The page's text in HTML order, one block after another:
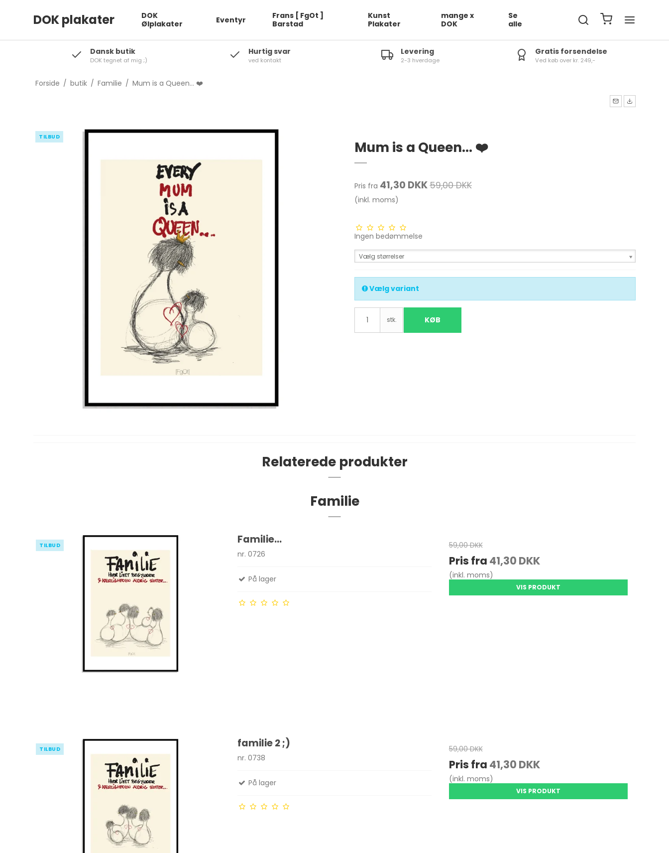
DOK plakater
DOK
Ølplakater
Eventyr
Frans [ FgOt ]
Barstad
Kunst
Plakater
mange x
DOK
Se
alle
Dansk butik
DOK tegnet af mig ;)
Hurtig svar
ved kontakt
Levering
2-3 hverdage
Gratis forsendelse
Ved køb over kr. 249,-
Forside / butik / Familie / Mum is a Queen... ❤️
TILBUD
Mum is a Queen... ❤️
Pris fra 41,30 DKK59,00 DKK
(inkl. moms)
Ingen bedømmelse
Vælg størrelser
Vælg variant
stk. KØB
Relaterede produkter
Familie
TILBUD Familie...
nr. 0726
På lager
59,00 DKK
Pris fra 41,30 DKK
(inkl. moms)
VIS PRODUKT
TILBUD familie 2 ;)
nr. 0738
På lager
59,00 DKK
Pris fra 41,30 DKK
(inkl. moms)
VIS PRODUKT